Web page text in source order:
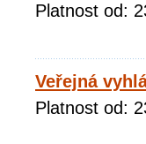
Platnost od:
Veřejná
Platnost od: